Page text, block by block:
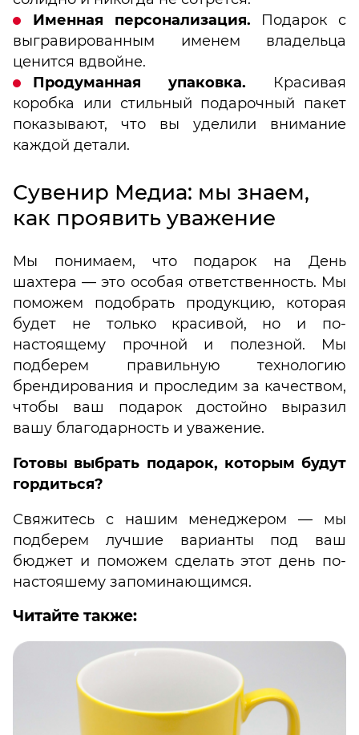
Именная персонализация. Подарок с
выгравированным именем владельца
ценится вдвойне.
Продуманная упаковка. Красивая
коробка или стильный подарочный пакет
показывают, что вы уделили внимание
каждой детали.
Сувенир Медиа: мы знаем,
как проявить уважение
Мы понимаем, что подарок на День
шахтера — это особая ответственность. Мы
поможем подобрать продукцию, которая
будет не только красивой, но и по-
настоящему прочной и полезной. Мы
подберем правильную технологию
брендирования и проследим за качеством,
чтобы ваш подарок достойно выразил
вашу благодарность и уважение.
Готовы выбрать подарок, которым будут
гордиться?
Свяжитесь с нашим менеджером — мы
подберем лучшие варианты под ваш
бюджет и поможем сделать этот день по-
настояшему запоминающимся.
Читайте также: